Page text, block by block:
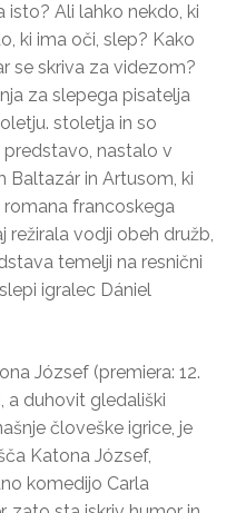
Ali lahko nekdo, ki
ki ima oči, slep? Kako
se skriva za videzom?
za slepega pisatelja
stoletja in so
nastalo v
in Artusom, ki
romana francoskega
režirala vodji obeh družb,
temelji na resnični
igralec Dániel
József (premiera: 12.
a duhovit gledališki
človeške igrice, je
Katona József,
komedijo Carla